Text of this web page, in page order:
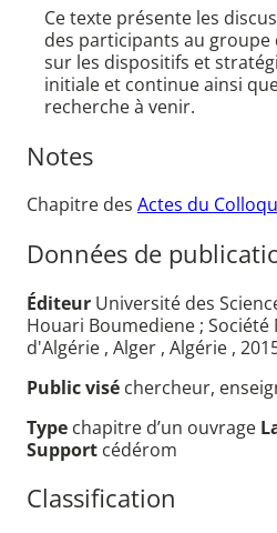
Ce texte présente les
des participants au
sur les dispositifs et
initiale et continue ainsi
recherche à venir.
Notes
Chapitre des Actes du
Données de
Éditeur Université des
Houari Boumediene ;
d'Algérie , Alger , Algérie ,
Public visé chercheur,
Type chapitre d’un ouvrage
Support cédérom
Classification